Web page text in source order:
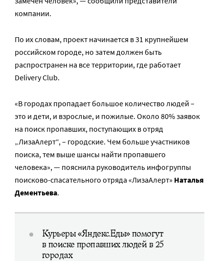
компании.
По их словам, проект начинается в 31 крупнейшем
российском городе, но затем должен быть
распространен на все территории, где работает
Delivery Club.
«В городах пропадает большое количество людей –
это и дети, и взрослые, и пожилые. Около 80% заявок
на поиск пропавших, поступающих в отряд
„ЛизаАлерт“, – городские. Чем больше участников
поиска, тем выше шансы найти пропавшего
человека», — пояснила руководитель инфогруппы
поисково-спасательного отряда «ЛизаАлерт» Наталья
Дементьева.
Курьеры «Яндекс.Еды» помогут
в поиске пропавших людей в 25
городах